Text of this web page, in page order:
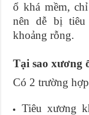
ổ khá mềm,
nên dễ bị
khoảng rỗng.
Tại sao xương
Có 2 trường
Tiêu xương